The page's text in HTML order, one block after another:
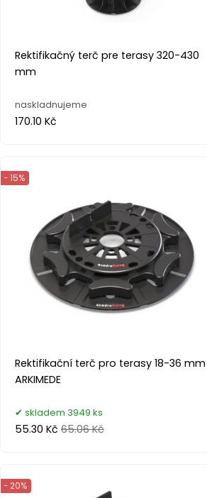
Rektifikačný terč pre terasy 320-430
mm
naskladnujeme
170.10 Kč
Rektifikační terč pro terasy 18-36 mm
ARKIMEDE
- 15%
skladem 3949 ks
55.30 Kč 65.06 Kč
- 20%